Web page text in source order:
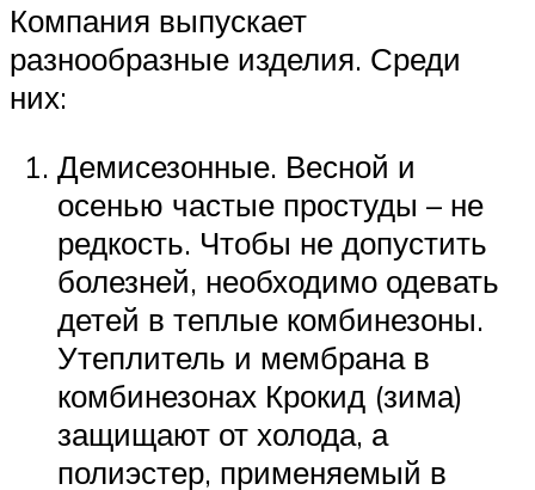
Компания выпускает
разнообразные изделия. Среди
них:
Демисезонные. Весной и
осенью частые простуды – не
редкость. Чтобы не допустить
болезней, необходимо одевать
детей в теплые комбинезоны.
Утеплитель и мембрана в
комбинезонах Крокид (зима)
защищают от холода, а
полиэстер, применяемый в